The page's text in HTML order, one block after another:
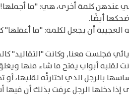
عندهن كلمة أخرى، هي: "ما أجملها!
أيضًا.
العجيبة أن يجعل لكلمة: "ما أعقلها"
فجلست معنا, وكانت "التقاليد"
لقلبه أبواب يفتح ما شاء منها
بالرجل الذي اختارتْه لقلبها، أو
إذا دخلها الرجل عرفت بذلك أن فيها